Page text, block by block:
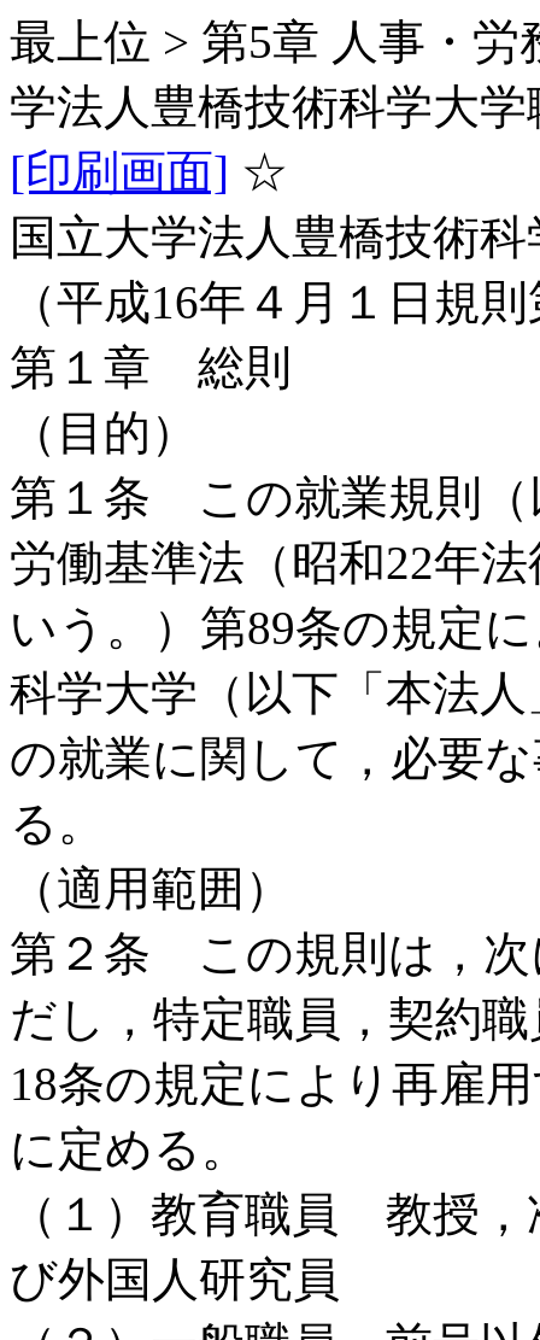
最上位 > 第5章 人事・
学法人豊橋技術科学大
[印刷画面] ☆
国立大学法人豊橋技術
（平成16年４月１日規
第１章 総則
（目的）
第１条 この就業規則（
労働基準法（昭和22年
いう。）第89条の規定
科学大学（以下「本法
の就業に関して，必要
る。
（適用範囲）
第２条 この規則は，次
だし，特定職員，契約
18条の規定により再雇
に定める。
（１）教育職員 教授
び外国人研究員